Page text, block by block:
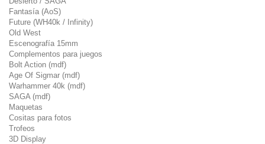
Fantasía (AoS)
Future (WH40k / Infinity)
Old West
Escenografía 15mm
Complementos para juegos
Bolt Action (mdf)
Age Of Sigmar (mdf)
Warhammer 40k (mdf)
SAGA (mdf)
Maquetas
Cositas para fotos
Trofeos
3D Display